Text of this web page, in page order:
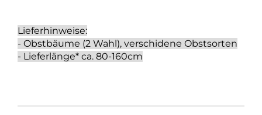
Lieferhinweise:
- Obstbäume (2 Wahl), verschidene Obstsorten
- Lieferlänge* ca. 80-160cm